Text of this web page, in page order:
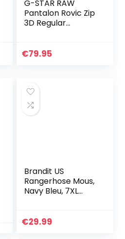
G-STAR RAW
Pantalon Rovic Zip
3D Regular
green D02190-
€79.95
Brandit US
Rangerhose Mous,
Navy Bleu, 7XL
€29.99